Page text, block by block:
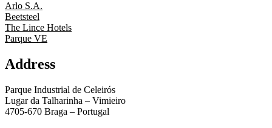
Arlo S.A.
Beetsteel
The Lince Hotels
Parque VE
Address
Parque Industrial de Celeirós
Lugar da Talharinha – Vimieiro
4705-670 Braga – Portugal